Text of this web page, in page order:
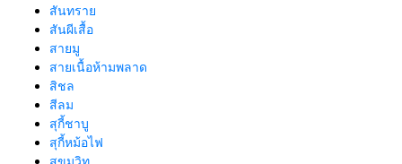
สันทราย
สันผีเสื้อ
สายมู
สายเนื้อห้ามพลาด
สิชล
สีลม
สุกี้ชาบู
สุกี้หม้อไฟ
สุขุมวิท